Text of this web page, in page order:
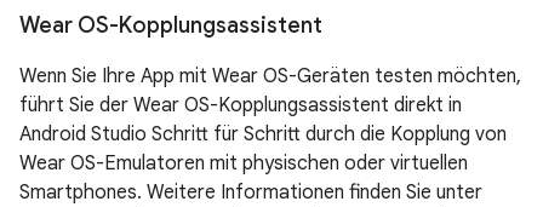
Wear OS-Kopplungsassistent
Wenn Sie Ihre App mit Wear OS-Geräten testen möchten,
führt Sie der Wear OS-Kopplungsassistent direkt in
Android Studio Schritt für Schritt durch die Kopplung von
Wear OS-Emulatoren mit physischen oder virtuellen
Smartphones. Weitere Informationen finden Sie unter